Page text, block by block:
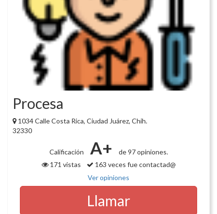
Procesa
1034 Calle Costa Rica, Ciudad Juárez, Chih.
32330
Calificación A+
de 97 opiniones.
171 vistas
163 veces fue contactad@
Ver opiniones
Llamar